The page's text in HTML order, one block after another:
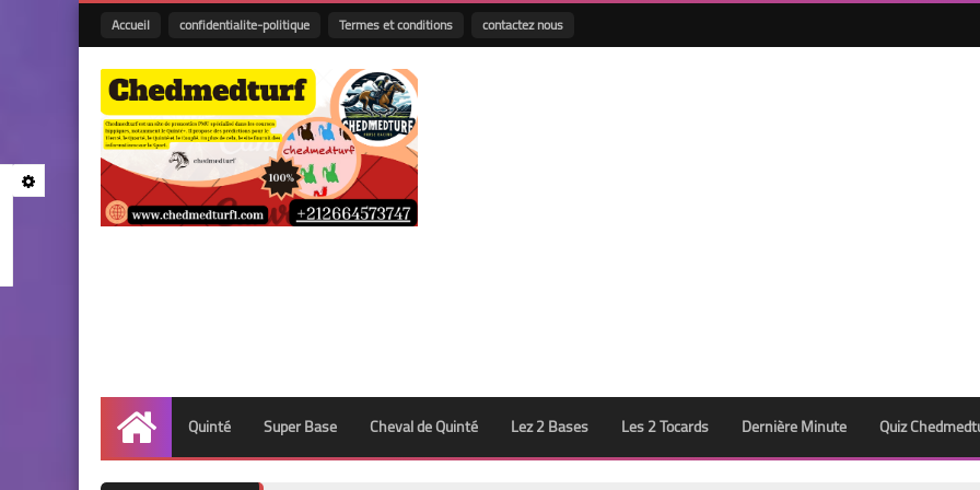
Accueil confidentialite-politique Termes et conditions contactez nous
Accueil
Quinté Super Base Cheval de Quinté Lez 2 Bases Les 2 Tocards Dernière Minute Quiz